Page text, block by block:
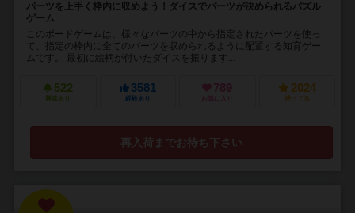
パーツを上手く枠内に収めよう！ダイスでパーツが決められるパズル
ゲーム
このボードゲームは、様々なパーツの中から指定されたパーツを使っ
て、指定の枠内に全てのパーツを収められるように配置する知育ゲー
ムです。 最初に絵柄が付いたダイスを振ります...
522
興味あり
3581
経験あり
789
お気に入り
2024
持ってる
再入荷までお待ち下さい